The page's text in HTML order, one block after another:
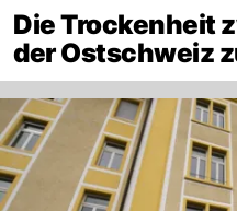
Die Trockenheit
der Ostschweiz